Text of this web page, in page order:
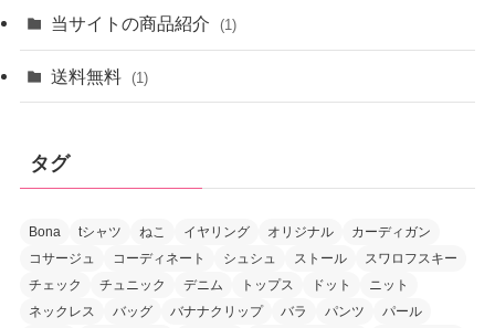
当サイトの商品紹介 (1)
送料無料 (1)
タグ
Bona tシャツ ねこ イヤリング オリジナル
カーディガン
コサージュ
コーディネート シュシュ ストール
スワロフスキー
チェック
チュニック デニム トップス ドット
ニット
ネックレス
バッグ バナナクリップ バラ パンツ
パール